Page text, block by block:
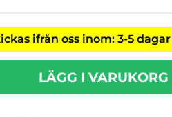
ifrån oss inom: 3-5 dagar
LÄGG I VARUKORG